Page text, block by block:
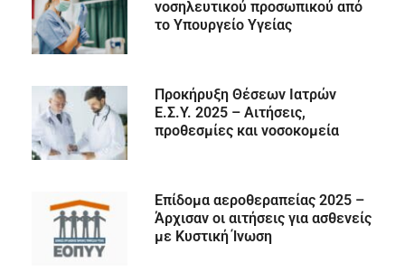
νοσηλευτικού προσωπικού από
το Υπουργείο Υγείας
Προκήρυξη Θέσεων Ιατρών
Ε.Σ.Υ. 2025 – Αιτήσεις,
προθεσμίες και νοσοκομεία
Επίδομα αεροθεραπείας 2025 –
Άρχισαν οι αιτήσεις για ασθενείς
με Κυστική Ίνωση